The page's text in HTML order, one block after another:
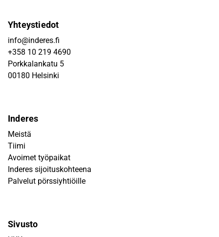
Yhteystiedot
info@inderes.fi
+358 10 219 4690
Porkkalankatu 5
00180 Helsinki
Inderes
Meistä
Tiimi
Avoimet työpaikat
Inderes sijoituskohteena
Palvelut pörssiyhtiöille
Sivusto